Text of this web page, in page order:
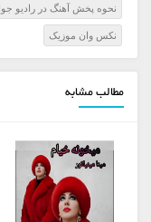
نحوه پخش آهنگ در راديو
نکس وان موزيک
مطالب مشابه